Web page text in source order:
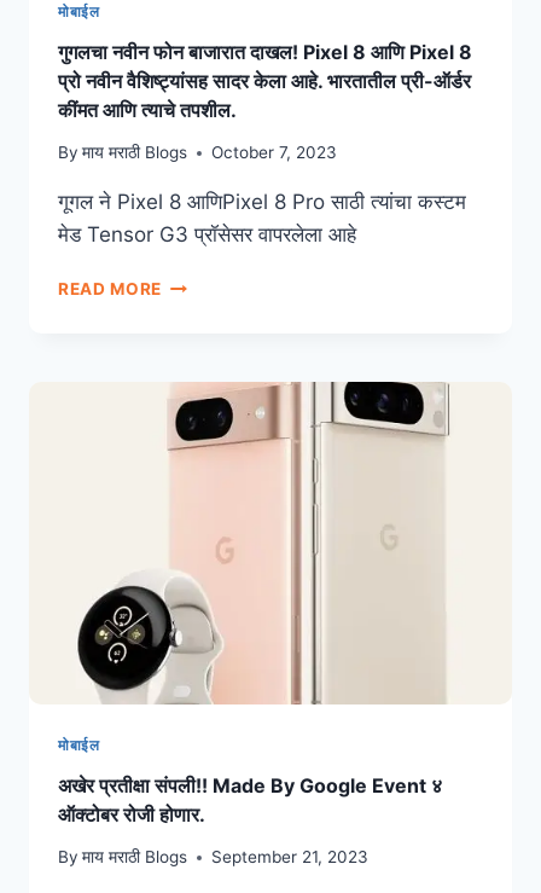
मोबाईल
गुगलचा नवीन फोन बाजारात दाखल! Pixel 8 आणि Pixel 8
प्रो नवीन वैशिष्ट्यांसह सादर केला आहे. भारतातील प्री-ऑर्डर
कींमत आणि त्याचे तपशील.
By माय मराठी Blogs October 7, 2023
गूगल ने Pixel 8 आणिPixel 8 Pro साठी त्यांचा कस्टम
मेड Tensor G3 प्रॉसेसर वापरलेला आहे
READ MORE
मोबाईल
अखेर प्रतीक्षा संपली!! Made By Google Event ४
ऑक्टोबर रोजी होणार.
By माय मराठी Blogs September 21, 2023